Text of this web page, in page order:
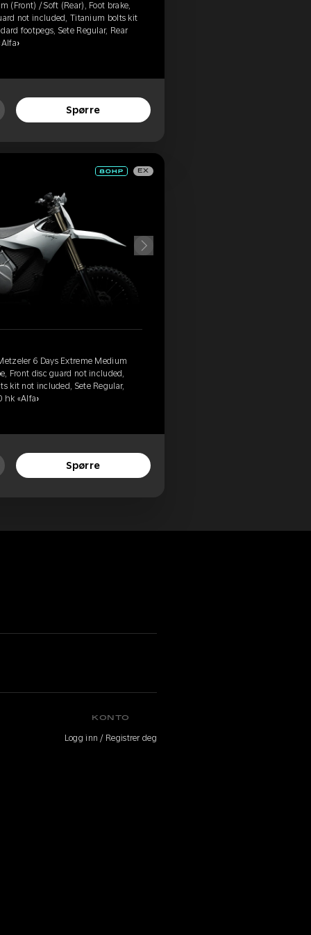
(Front) / Soft (Rear), Foot brake,
not included, Titanium bolts kit
footpegs, Sete Regular, Rear
Spørre
EX
6 Days Extreme Medium
Front disc guard not included,
kit not included, Sete Regular,
hk «Alfa»
Spørre
KONTO
Logg inn / Registrer deg